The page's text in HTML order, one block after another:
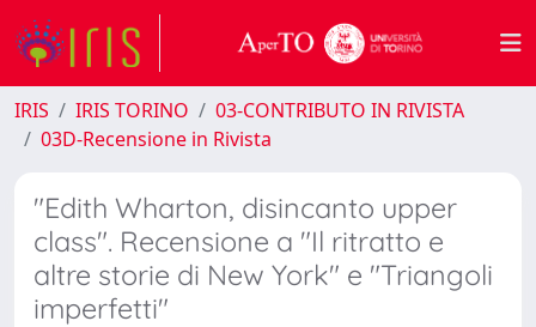
IRIS IRIS TORINO
03-CONTRIBUTO IN RIVISTA
03D-Recensione in Rivista
"Edith Wharton, disincanto upper
class". Recensione a "Il ritratto e
altre storie di New York" e "Triangoli
imperfetti"